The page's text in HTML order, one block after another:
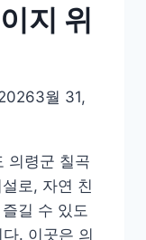
지 위
3월 31,
의령군 칠곡
로, 자연 친
길 수 있도
. 이곳은 의